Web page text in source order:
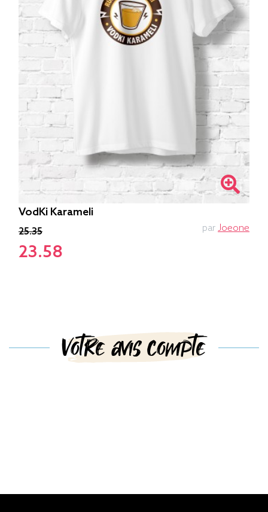
VodKi Karameli
25.35
23.58
par Joeone
Votre avis compte